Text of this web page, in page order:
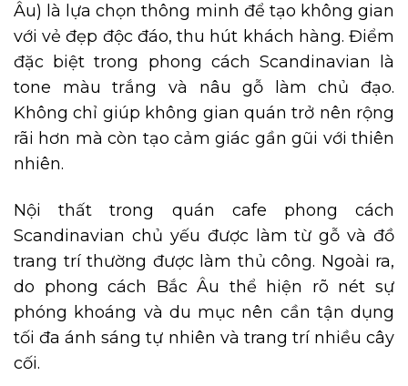
Âu) là lựa chọn thông minh để tạo không gian
với vẻ đẹp độc đáo, thu hút khách hàng. Điểm
đặc biệt trong phong cách Scandinavian là
tone màu trắng và nâu gỗ làm chủ đạo.
Không chỉ giúp không gian quán trở nên rộng
rãi hơn mà còn tạo cảm giác gần gũi với thiên
nhiên.
Nội thất trong quán cafe phong cách
Scandinavian chủ yếu được làm từ gỗ và đồ
trang trí thường được làm thủ công. Ngoài ra,
do phong cách Bắc Âu thể hiện rõ nét sự
phóng khoáng và du mục nên cần tận dụng
tối đa ánh sáng tự nhiên và trang trí nhiều cây
cối.